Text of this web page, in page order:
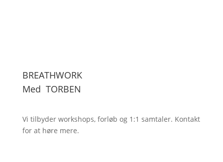
BREATHWORK
Med TORBEN
Vi tilbyder workshops, forløb og 1:1 samtaler. Kontakt
for at høre mere.